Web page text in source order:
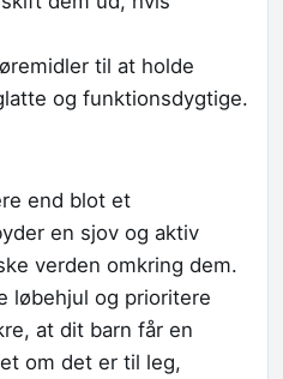
til at holde
og funktionsdygtige.
end blot et
en sjov og aktiv
verden omkring dem.
løbehjul og prioritere
at dit barn får en
om det er til leg,